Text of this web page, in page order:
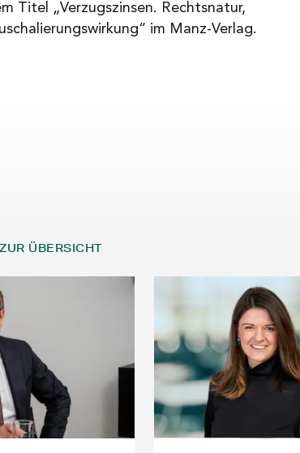
Titel „Verzugszinsen. Rechtsnatur,
im Manz-Verlag.
ZUR ÜBERSICHT